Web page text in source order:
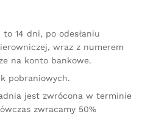
14 dni, po odesłaniu
wraz z numerem
na konto bankowe.
pobraniowych.
jest zwrócona w terminie
zwracamy 50%